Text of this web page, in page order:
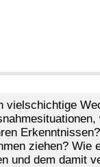
vielschichtige
ziehen? Wie
und dem damit